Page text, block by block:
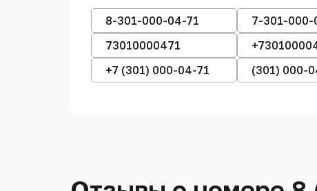
8-301-000-04-71 7-301-000-
73010000471
+7 (301) 000-04-71
(301) 000-